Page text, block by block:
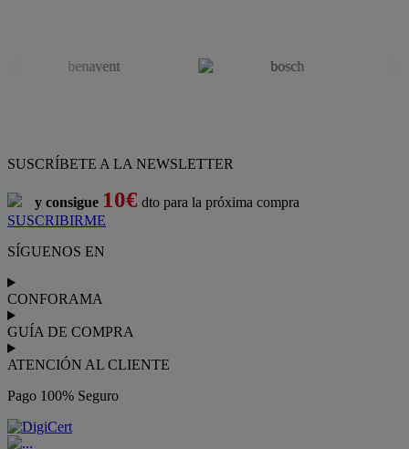
SUSCRÍBETE A LA NEWSLETTER
y consigue 10€ dto para la próxima compra
SUSCRIBIRME
SÍGUENOS EN
CONFORAMA
GUÍA DE COMPRA
ATENCIÓN AL CLIENTE
Pago 100% Seguro